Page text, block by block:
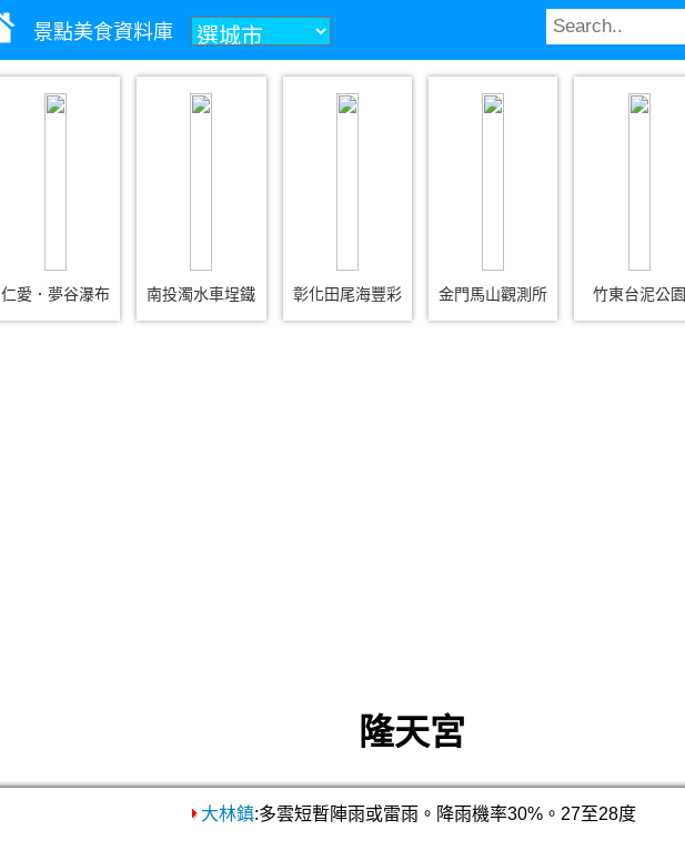
景點美食資料庫
仁愛．夢谷瀑布 南投濁水車埕鐵 彰化田尾海豐彩 金門馬山觀測所 竹東台泥公園
隆天宮
大林鎮:多雲短暫陣雨或雷雨。降雨機率30%。27至28度